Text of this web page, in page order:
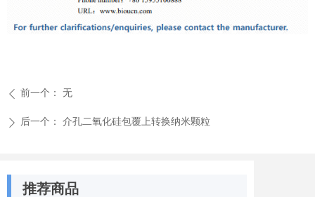
ꄴ 前一个： 无
ꄲ 后一个： 介孔二氧化硅包覆上转换纳米颗粒
推荐商品